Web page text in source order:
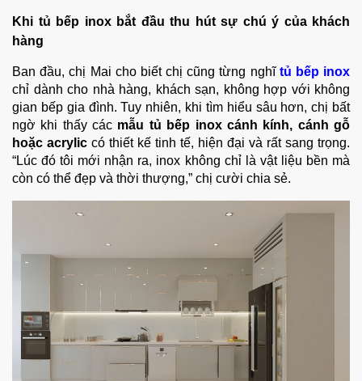
Khi tủ bếp inox bắt đầu thu hút sự chú ý của khách
hàng
Ban đầu, chị Mai cho biết chị cũng từng nghĩ tủ bếp inox
chỉ dành cho nhà hàng, khách sạn, không hợp với không
gian bếp gia đình. Tuy nhiên, khi tìm hiểu sâu hơn, chị bất
ngờ khi thấy các mẫu tủ bếp inox cánh kính, cánh gỗ
hoặc acrylic có thiết kế tinh tế, hiện đại và rất sang trọng.
“Lúc đó tôi mới nhận ra, inox không chỉ là vật liệu bền mà
còn có thể đẹp và thời thượng,” chị cười chia sẻ.